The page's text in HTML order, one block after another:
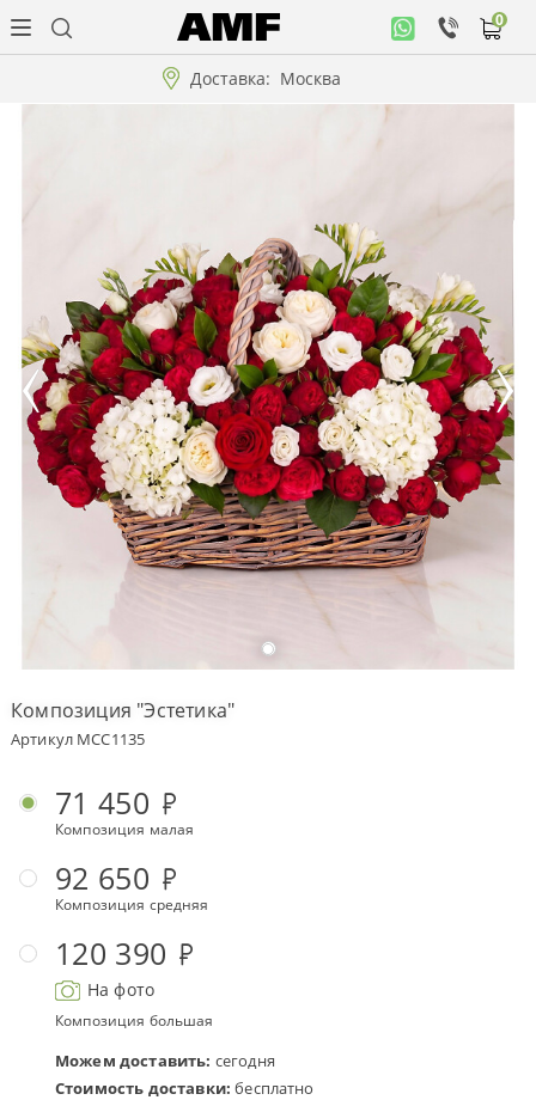
Доставка: Москва
0
кабинет
Композиции
"ВАУ"!!!
Коллекции!!!
Розы
Условия
Бонусная
программа
Корпоративным
клиентам
связь
Change
language
English
Композиция "Эстетика"
Артикул MCC1135
71 450
Композиция малая
92 650
Композиция средняя
120 390
На фото
Композиция большая
Можем доставить: сегодня
Стоимость доставки: бесплатно